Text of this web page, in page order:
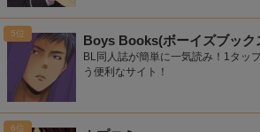
Boys Books(ボーイズブック
BL同人誌が簡単に一気読み！1タッ
う便利なサイト！